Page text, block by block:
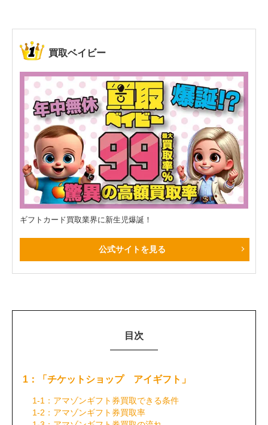
買取ベイビー
ギフトカード買取業界に新生児爆誕！
公式サイトを見る
目次
1：「チケットショップ アイギフト」
1-1：アマゾンギフト券買取できる条件
1-2：アマゾンギフト券買取率